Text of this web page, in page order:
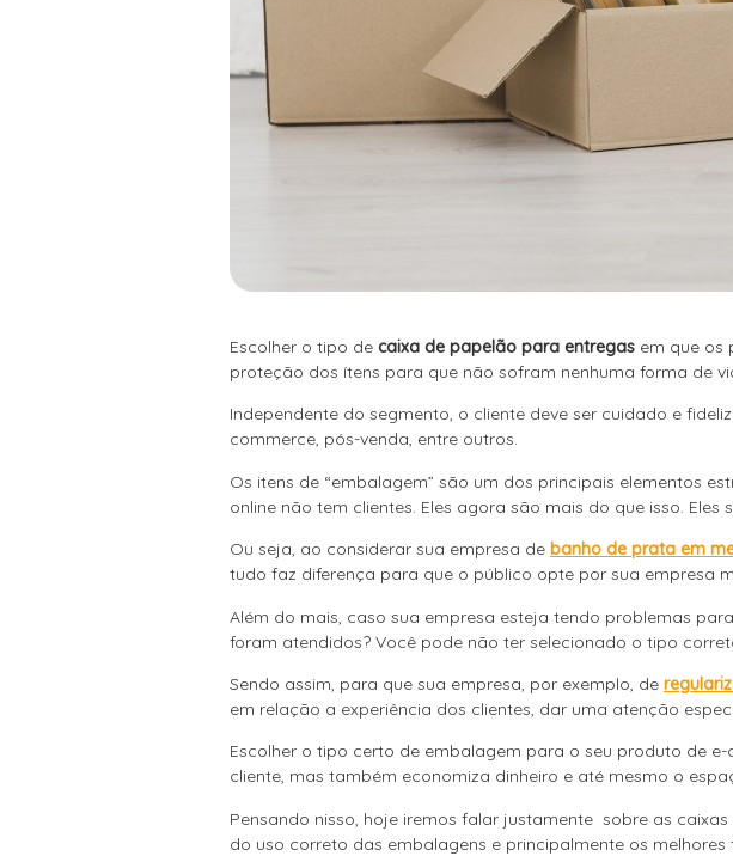
Escolher o tipo de caixa de papelão para entregas em que os
proteção dos ítens para que não sofram nenhuma forma de
Independente do segmento, o cliente deve ser cuidado e
commerce, pós-venda, entre outros.
Os itens de “embalagem” são um dos principais elementos
online não tem clientes. Eles agora são mais do que isso. Eles
Ou seja, ao considerar sua empresa de banho de prata em
tudo faz diferença para que o público opte por sua empresa
Além do mais, caso sua empresa esteja tendo problemas
foram atendidos? Você pode não ter selecionado o tipo
Sendo assim, para que sua empresa, por exemplo, de
em relação a experiência dos clientes, dar uma atenção
Escolher o tipo certo de embalagem para o seu produto de
cliente, mas também economiza dinheiro e até mesmo o
Pensando nisso, hoje iremos falar justamente sobre as
do uso correto das embalagens e principalmente os